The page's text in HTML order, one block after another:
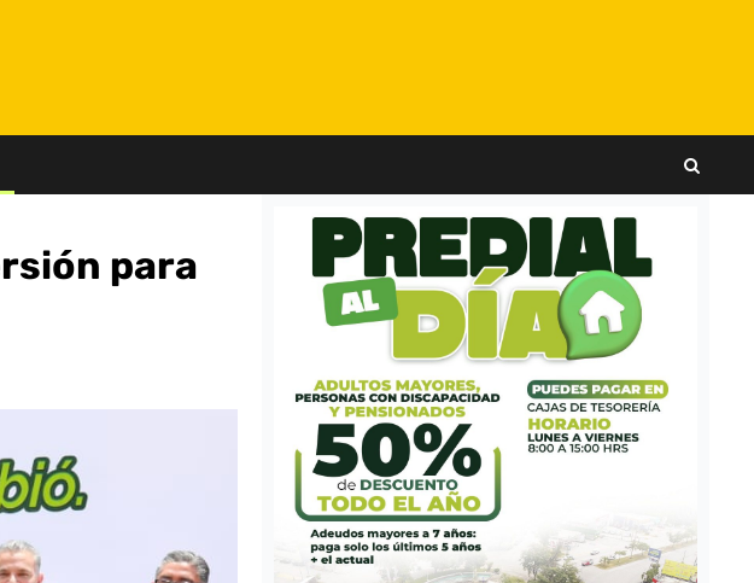
para